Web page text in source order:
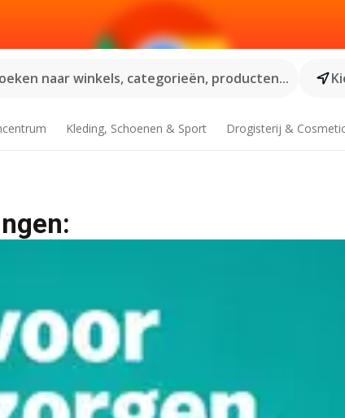
naar winkels, categorieën, producten...
Kleding, Schoenen & Sport Drogisterij &